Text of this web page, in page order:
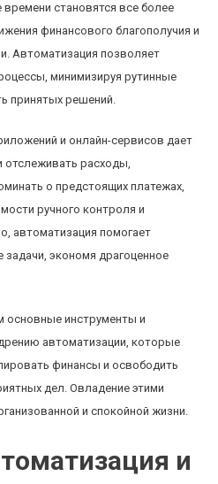
становятся все более
финансового благополучия и
Автоматизация позволяет
минимизируя рутинные
принятых решений.
и онлайн-сервисов дает
расходы,
о предстоящих платежах,
ручного контроля и
автоматизация помогает
экономя драгоценное
основные инструменты и
автоматизации, которые
финансы и освободить
дел. Овладение этими
и спокойной жизни.
и